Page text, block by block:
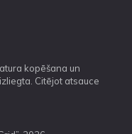
kopēšana un
Citējot atsauce